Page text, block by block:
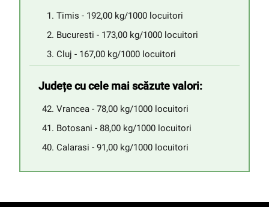
Timis - 192,00 kg/1000 locuitori
Bucuresti - 173,00 kg/1000 locuitori
Cluj - 167,00 kg/1000 locuitori
Județe cu cele mai scăzute valori:
Vrancea - 78,00 kg/1000 locuitori
Botosani - 88,00 kg/1000 locuitori
Calarasi - 91,00 kg/1000 locuitori